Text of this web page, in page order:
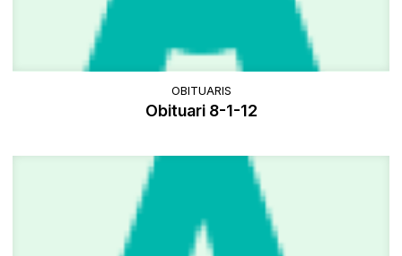
OBITUARIS
Obituari 8-1-12